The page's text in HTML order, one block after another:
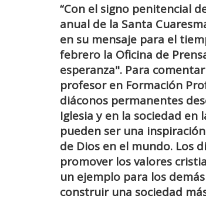
“Con el signo penitencial
anual de la Santa
en su mensaje para el
febrero la Oficina de
esperanza". Para
profesor en Formación
diáconos permanentes
Iglesia y en la sociedad en
pueden ser una
de Dios en el mundo. Los
promover los valores
un ejemplo para los
construir una sociedad